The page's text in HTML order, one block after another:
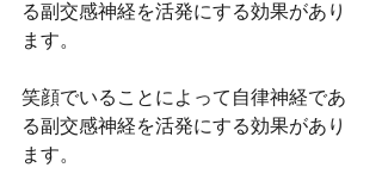
る副交感神経を活発にする効果があり
ます。
笑顔でいることによって自律神経であ
る副交感神経を活発にする効果があり
ます。